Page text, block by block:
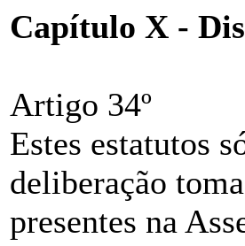
Capítulo X -
Artigo 34º
Estes estatutos
deliberação
presentes na